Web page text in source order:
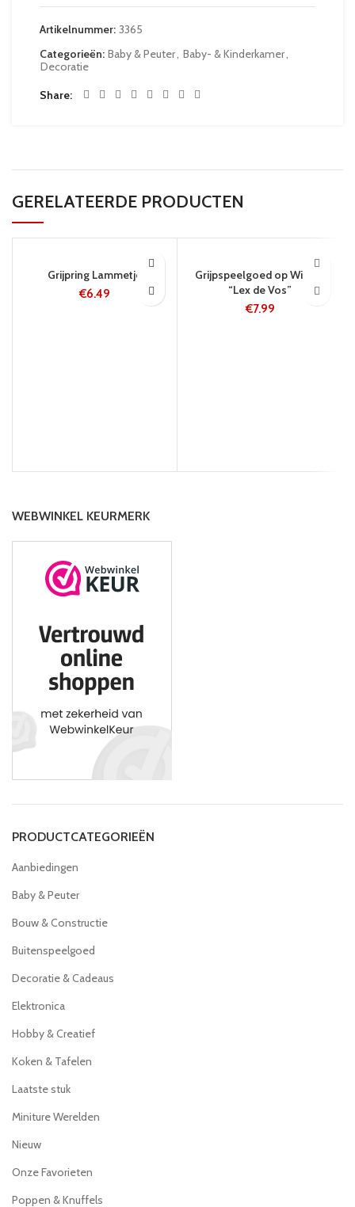
Artikelnummer: 3365
Categorieën: Baby & Peuter Baby- & Kinderkamer
Decoratie
Share
GERELATEERDE PRODUCTEN
Grijpring Lammetje
€6.49
Grijpspeelgoed op Wielen
“Lex de Vos”
€7.99
WEBWINKEL KEURMERK
PRODUCTCATEGORIEËN
Aanbiedingen
Baby & Peuter
Bouw & Constructie
Buitenspeelgoed
Decoratie & Cadeaus
Elektronica
Hobby & Creatief
Koken & Tafelen
Laatste stuk
Miniture Werelden
Nieuw
Onze Favorieten
Poppen & Knuffels